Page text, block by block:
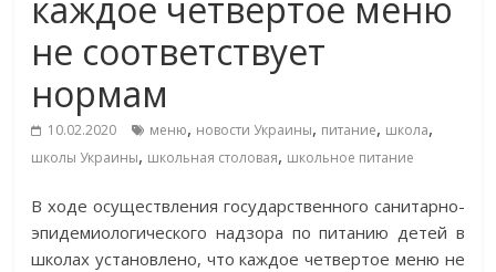
каждое четвертое меню
не соответствует
нормам
10.02.2020 меню, новости Украины, питание, школа,
школы Украины, школьная столовая, школьное питание
В ходе осуществления государственного санитарно-
эпидемиологического надзора по питанию детей в
школах установлено, что каждое четвертое меню не